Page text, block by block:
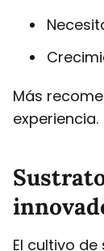
Más
experiencia.
El cultivo